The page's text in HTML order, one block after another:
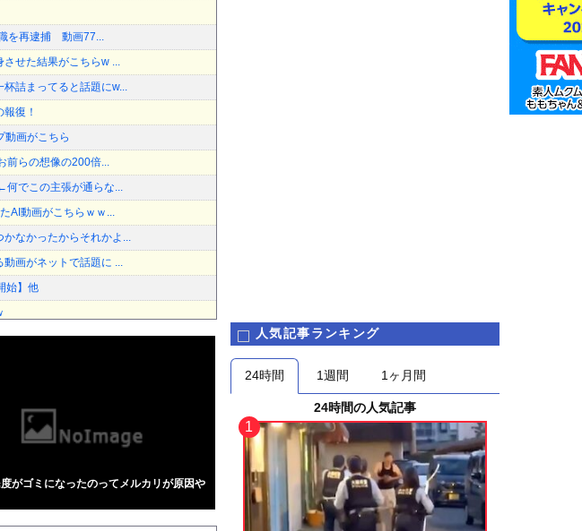
を再逮捕 動画77...
させた結果がこちらw ...
詰まってると話題にw...
復！
画がこちら
前らの想像の200倍...
何でこの主張が通らな...
AI動画がこちらｗｗ...
なかったからそれかよ...
動画がネットで話題に ...
始】他
は浸透されてい...
リーズが凄すぎてワ...
枯渇の報道受け！
んだろ！！
がゴミになったのってメルカリが原因や
人気記事ランキング
24時間 1週間 1ヶ月間
24時間の人気記事